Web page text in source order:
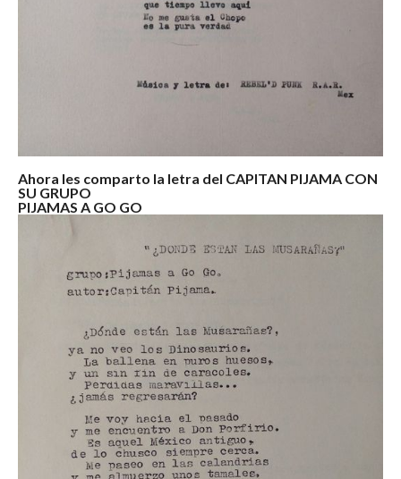
Ahora les comparto la letra del CAPITAN PIJAMA CON
SU GRUPO
PIJAMAS A GO GO